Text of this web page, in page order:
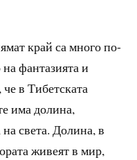
край са много по-
фантазията и
в Тибетската
има долина,
света. Долина, в
живеят в мир,